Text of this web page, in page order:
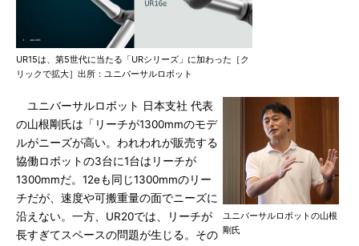
UR15は、第5世代に当たる「URシリーズ」に加わった［ク
リックで拡大］出所：ユニバーサルロボット
ユニバーサルロボットの山根
剛氏
ユニバーサルロボット 日本支社 代表
の山根剛氏は「リーチが1300mmのモデ
ルがニーズが高い。われわれが販売する
協働ロボットの3台に1台はリーチが
1300mmだ。12eも同じ1300mmのリー
チだが、速度や可搬重量の面でニーズに
沿えない。一方、UR20では、リーチが
長すぎてスペースの問題が生じる。その